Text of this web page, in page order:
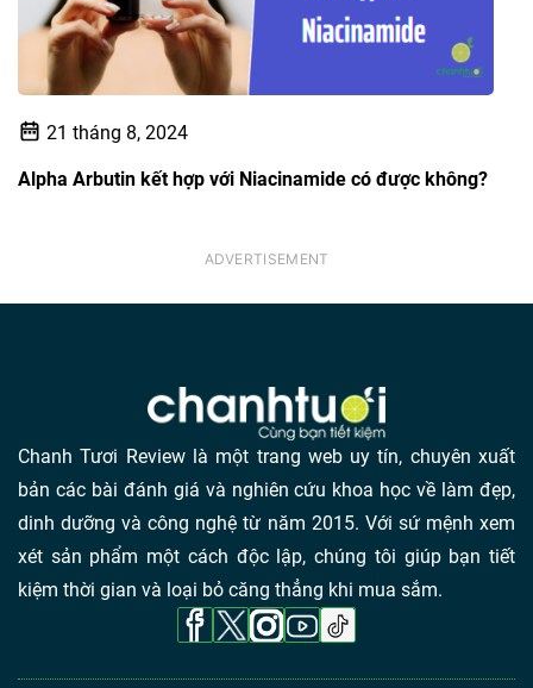
21 tháng 8, 2024
Alpha Arbutin kết hợp với Niacinamide có được không?
Chanh Tươi Review là một trang web uy tín, chuyên xuất
bản các bài đánh giá và nghiên cứu khoa học về làm đẹp,
dinh dưỡng và công nghệ từ năm 2015. Với sứ mệnh xem
xét sản phẩm một cách độc lập, chúng tôi giúp bạn tiết
kiệm thời gian và loại bỏ căng thẳng khi mua sắm.